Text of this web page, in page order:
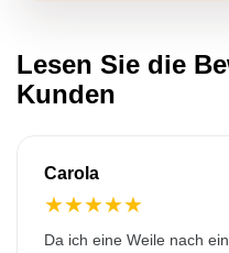
Lesen Sie die
Kunden
Carola
★★★★★
Da ich eine Weile nach